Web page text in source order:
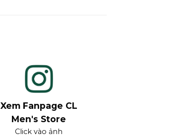
Xem Fanpage CL
Men's Store
Click vào ảnh